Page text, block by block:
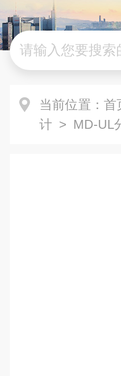
当前位置： 首
计 > MD-UL